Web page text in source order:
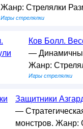
Жанр: Стрелялки
Игры стрелялки
Ков Болл.
—
Жанр:
Игры стрелялки
Защитники
—
монстров. Жанр: